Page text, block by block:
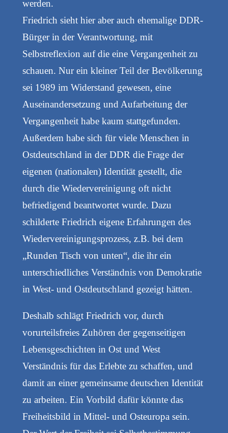
werden.
Friedrich sieht hier aber auch ehemalige DDR-
Bürger in der Verantwortung, mit
Selbstreflexion auf die eine Vergangenheit zu
schauen. Nur ein kleiner Teil der Bevölkerung
sei 1989 im Widerstand gewesen, eine
Auseinandersetzung und Aufarbeitung der
Vergangenheit habe kaum stattgefunden.
Außerdem habe sich für viele Menschen in
Ostdeutschland in der DDR die Frage der
eigenen (nationalen) Identität gestellt, die
durch die Wiedervereinigung oft nicht
befriedigend beantwortet wurde. Dazu
schilderte Friedrich eigene Erfahrungen des
Wiedervereinigungsprozess, z.B. bei dem
„Runden Tisch von unten“, die ihr ein
unterschiedliches Verständnis von Demokratie
in West- und Ostdeutschland gezeigt hätten.
Deshalb schlägt Friedrich vor, durch
vorurteilsfreies Zuhören der gegenseitigen
Lebensgeschichten in Ost und West
Verständnis für das Erlebte zu schaffen, und
damit an einer gemeinsame deutschen Identität
zu arbeiten. Ein Vorbild dafür könnte das
Freiheitsbild in Mittel- und Osteuropa sein.